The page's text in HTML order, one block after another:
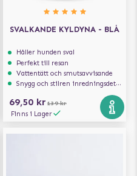
SVALKANDE KYLDYNA - BLÅ
Håller hunden sval
Perfekt till resan
Vattentätt och smutsavvisande
Snygg och stilren inredningsdetalj
69,50 kr 139 kr
Finns i Lager